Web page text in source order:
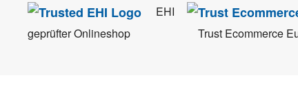
EHI
geprüfter Onlineshop
Trust Ecommerce